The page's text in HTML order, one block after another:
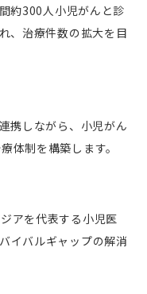
約300人小児がんと診
、治療件数の拡大を目
携しながら、小児がん
体制を構築します。
アを代表する小児医
イバルギャップの解消